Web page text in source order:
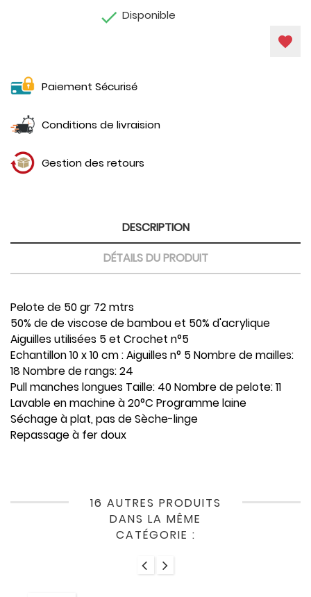
 Disponible
favorite
Paiement Sécurisé
Conditions de livraision
Gestion des retours
DESCRIPTION
DÉTAILS DU PRODUIT
Pelote de 50 gr 72 mtrs
50% de de viscose de bambou et 50% d'acrylique
Aiguilles utilisées 5 et Crochet n°5
Echantillon 10 x 10 cm : Aiguilles n° 5 Nombre de mailles:
18 Nombre de rangs: 24
Pull manches longues Taille: 40 Nombre de pelote: 11
Lavable en machine à 20°C Programme laine
Séchage à plat, pas de Sèche-linge
Repassage à fer doux
16 AUTRES PRODUITS
DANS LA MÊME
CATÉGORIE :